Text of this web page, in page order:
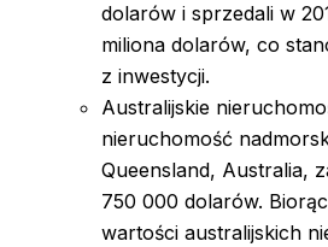
dolarów i sprzedali w
miliona dolarów, co
z inwestycji.
Australijskie
nieruchomość
Queensland, Australia,
750 000 dolarów.
wartości australijskich